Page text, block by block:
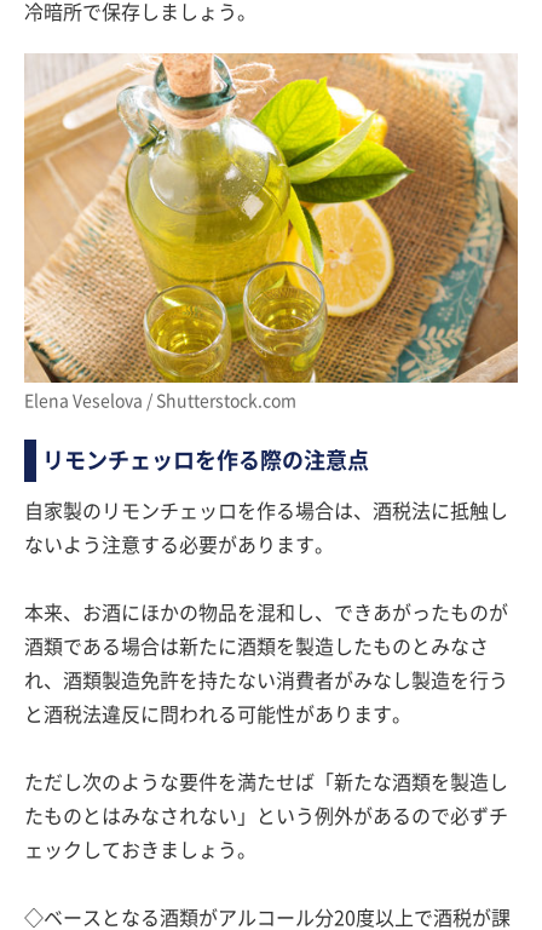
冷暗所で保存しましょう。
Elena Veselova / Shutterstock.com
リモンチェッロを作る際の注意点
自家製のリモンチェッロを作る場合は、酒税法に抵触し
ないよう注意する必要があります。
本来、お酒にほかの物品を混和し、できあがったものが
酒類である場合は新たに酒類を製造したものとみなさ
れ、酒類製造免許を持たない消費者がみなし製造を行う
と酒税法違反に問われる可能性があります。
ただし次のような要件を満たせば「新たな酒類を製造し
たものとはみなされない」という例外があるので必ずチ
ェックしておきましょう。
◇ベースとなる酒類がアルコール分20度以上で酒税が課